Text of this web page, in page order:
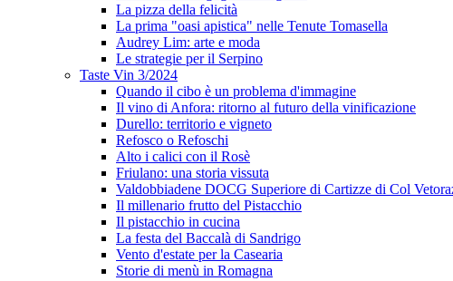
La pizza della felicità
La prima "oasi apistica" nelle Tenute Tomasella
Audrey Lim: arte e moda
Le strategie per il Serpino
Taste Vin 3/2024
Quando il cibo è un problema d'immagine
Il vino di Anfora: ritorno al futuro della vinificazione
Durello: territorio e vigneto
Refosco o Refoschi
Alto i calici con il Rosè
Friulano: una storia vissuta
Valdobbiadene DOCG Superiore di Cartizze di Col
Il millenario frutto del Pistacchio
Il pistacchio in cucina
La festa del Baccalà di Sandrigo
Vento d'estate per la Casearia
Storie di menù in Romagna